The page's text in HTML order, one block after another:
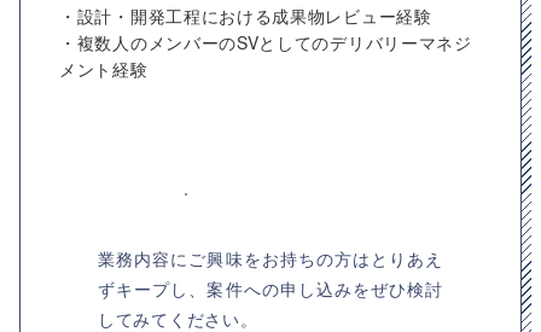
・設計・開発工程における成果物レビュー経験
・複数人のメンバーのSVとしてのデリバリーマネジ
メント経験
業務内容にご興味をお持ちの方はとりあえ
ずキープし、案件への申し込みをぜひ検討
してみてください。